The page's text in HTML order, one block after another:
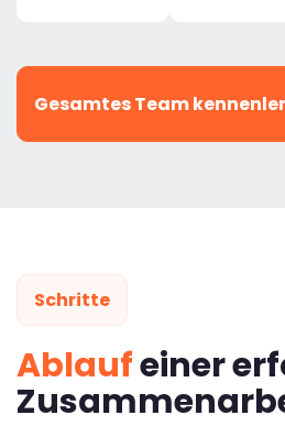
Gesamtes Team
Schritte
Ablaufeiner